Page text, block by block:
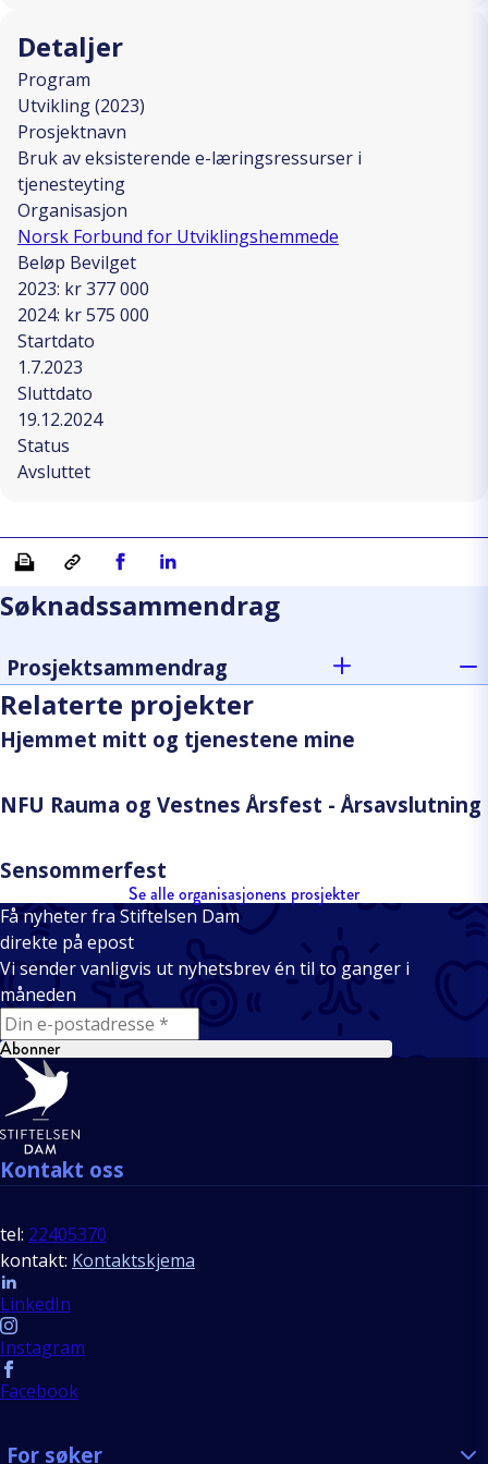
Detaljer
Program
Utvikling (2023)
Prosjektnavn
Bruk av eksisterende e-læringsressurser i
tjenesteyting
Organisasjon
Norsk Forbund for Utviklingshemmede
Beløp Bevilget
2023: kr 377 000
2024: kr 575 000
Startdato
1.7.2023
Sluttdato
19.12.2024
Status
Avsluttet
Skriv ut Kopiera länkDel på Facebook
Del på Linkedin
Søknadssammendrag
Prosjektsammendrag
Relaterte projekter
Hjemmet mitt og tjenestene mine
NFU Rauma og Vestnes Årsfest - Årsavslutning
Sensommerfest
Se alle organisasjonens prosjekter
Få nyheter fra Stiftelsen Dam
direkte på epost
Vi sender vanligvis ut nyhetsbrev én til to ganger i
måneden
E-mail
Abonner
Bunntekst
Kontakt oss
tel: 22405370
kontakt: Kontaktskjema
Follow us
LinkedIn
Instagram
Facebook
For søker